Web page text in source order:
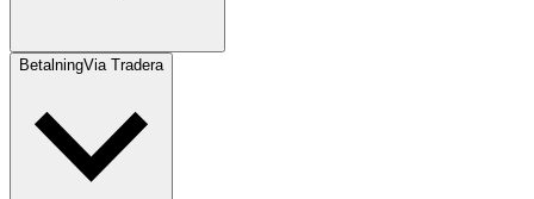
BetalningVia Tradera